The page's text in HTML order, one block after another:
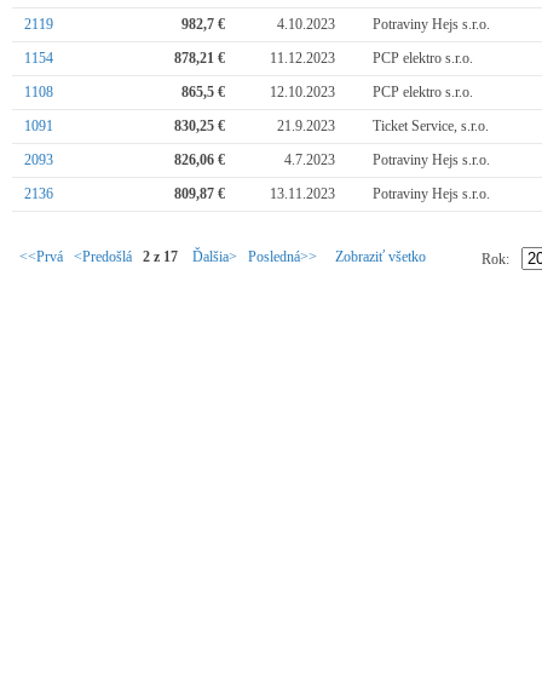
2119
982,7 € 4.10.2023
Potraviny Hejs s.r.o.
1154
878,21 € 11.12.2023
PCP elektro s.r.o.
1108
865,5 € 12.10.2023
PCP elektro s.r.o.
1091
830,25 € 21.9.2023
Ticket Service, s.r.o.
2093
826,06 € 4.7.2023
Potraviny Hejs s.r.o.
2136
809,87 € 13.11.2023 Potraviny Hejs s.r.o.
<<Prvá <Predošlá 2 z 17 Ďalšia> Posledná>> Zobraziť všetko Rok: